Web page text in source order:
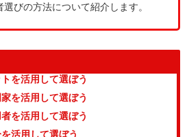
びの方法について紹介します。
を活用して選ぼう
を活用して選ぼう
を活用して選ぼう
活用して選ぼう